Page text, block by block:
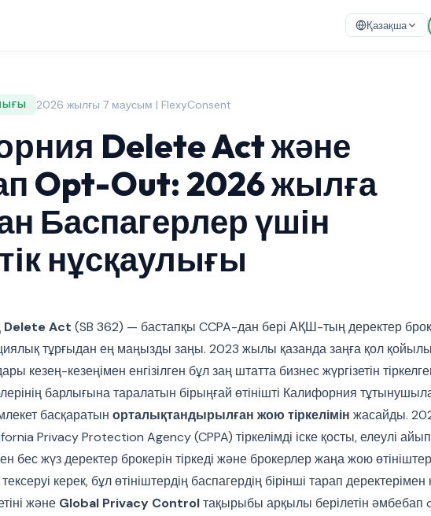
Қазақша
2026 жылғы 7 маусым | FlexyConsent
Delete Act және
Opt-Out: 2026 жылға
Баспагерлер үшін
нұсқаулығы
Delete Act (SB 362) — бастапқы CCPA-дан бері АҚШ-тың деректер
тұрғыдан ең маңызды заңы. 2023 жылы қазанда заңға қол
кезең-кезеңімен енгізілген бұл заң штатта бизнес жүргізетін
барлығына таралатын бірыңғай өтінішті Калифорния
басқаратын орталықтандырылған жою тіркелімін жасайды.
Privacy Protection Agency (CPPA) тіркелімді іске қосты, елеулі
бес жүз деректер брокерін тіркеді және брокерлер жаңа жою
керек, бұл өтініштердің баспагердің бірінші тарап деректерімен
және Global Privacy Controlтақырыбы арқылы берілетін